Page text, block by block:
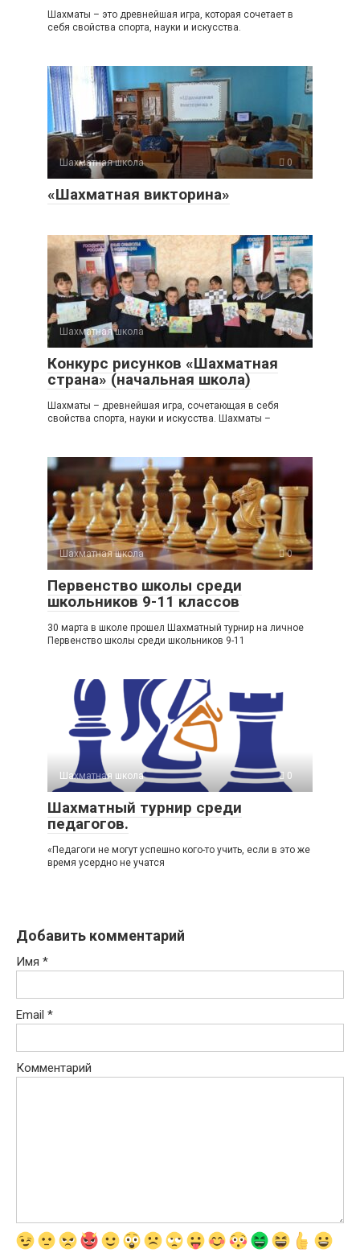
Шахматы – это древнейшая игра, которая сочетает в
себя свойства спорта, науки и искусства.
Шахматная школа 0
«Шахматная викторина»
Шахматная школа 0
Конкурс рисунков «Шахматная
страна» (начальная школа)
Шахматы – древнейшая игра, сочетающая в себя
свойства спорта, науки и искусства. Шахматы –
Шахматная школа 0
Первенство школы среди
школьников 9-11 классов
30 марта в школе прошел Шахматный турнир на личное
Первенство школы среди школьников 9-11
Шахматная школа 0
Шахматный турнир среди
педагогов.
«Педагоги не могут успешно кого-то учить, если в это же
время усердно не учатся
Добавить комментарий
Имя *
Email *
Комментарий